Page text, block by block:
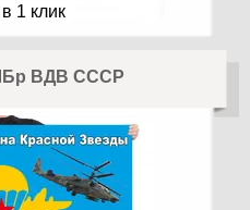
1 клик
ВДВ СССР